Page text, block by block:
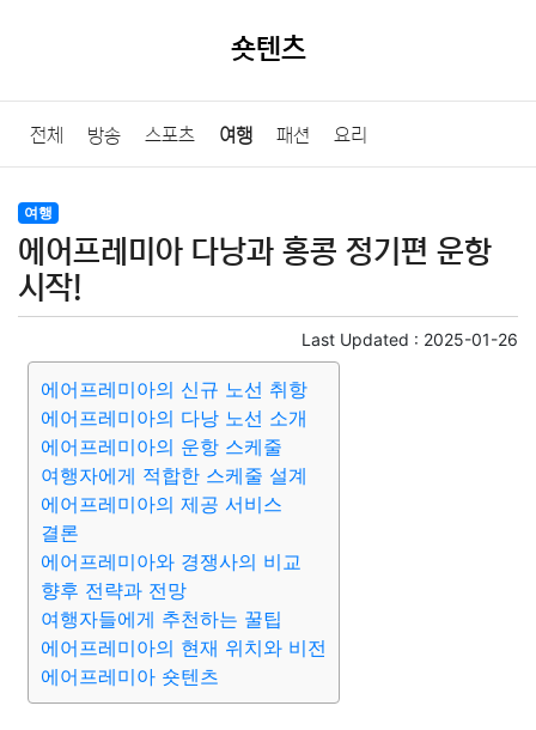
숏텐츠
전체 방송 스포츠 여행 패션 요리
여행
에어프레미아 다낭과 홍콩 정기편 운항
시작!
Last Updated : 2025-01-26
에어프레미아의 신규 노선 취항
에어프레미아의 다낭 노선 소개
에어프레미아의 운항 스케줄
여행자에게 적합한 스케줄 설계
에어프레미아의 제공 서비스
결론
에어프레미아와 경쟁사의 비교
향후 전략과 전망
여행자들에게 추천하는 꿀팁
에어프레미아의 현재 위치와 비전
에어프레미아 숏텐츠